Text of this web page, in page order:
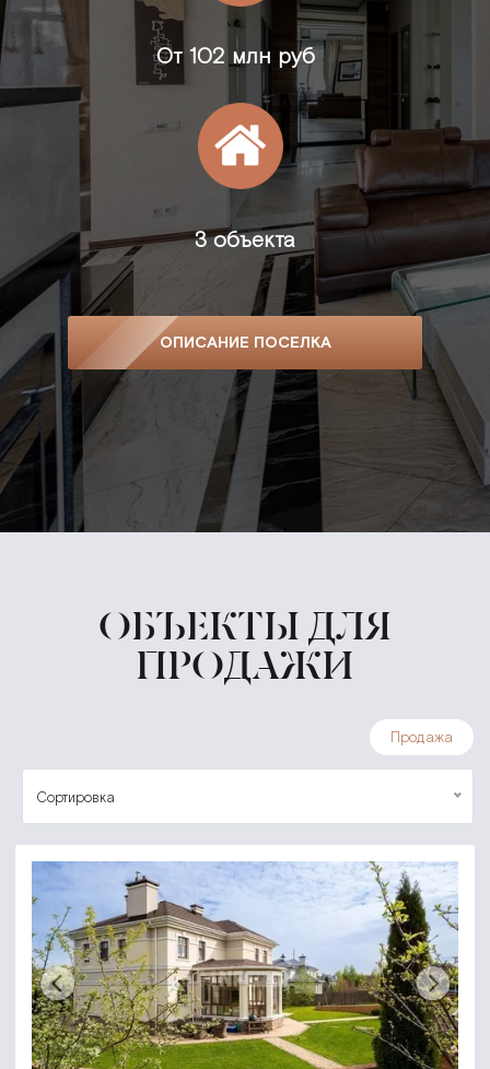
От 102 млн руб
3 объекта
ОПИСАНИЕ ПОСЕЛКА
ОБЪЕКТЫ ДЛЯ
ПРОДАЖИ
Продажа
Сортировка